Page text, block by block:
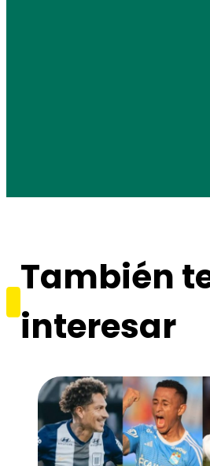
También
interesar